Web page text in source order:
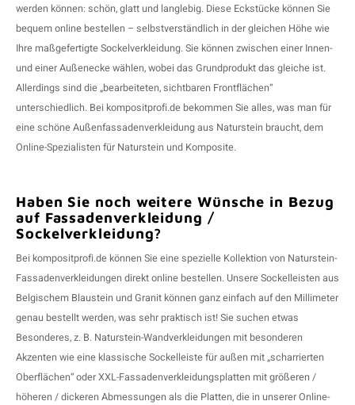
werden können: schön, glatt und langlebig. Diese Eckstücke können Sie
bequem online bestellen – selbstverständlich in der gleichen Höhe wie
Ihre maßgefertigte Sockelverkleidung. Sie können zwischen einer Innen-
und einer Außenecke wählen, wobei das Grundprodukt das gleiche ist.
Allerdings sind die „bearbeiteten, sichtbaren Frontflächen“
unterschiedlich. Bei kompositprofi.de bekommen Sie alles, was man für
eine schöne Außenfassadenverkleidung aus Naturstein braucht, dem
Online-Spezialisten für Naturstein und Komposite.
Haben Sie noch weitere Wünsche in Bezug
auf Fassadenverkleidung /
Sockelverkleidung?
Bei kompositprofi.de können Sie eine spezielle Kollektion von Naturstein-
Fassadenverkleidungen direkt online bestellen. Unsere Sockelleisten aus
Belgischem Blaustein undGranit können ganz einfach auf den Millimeter
genau bestellt werden, was sehr praktisch ist! Sie suchen etwas
Besonderes, z. B. Naturstein-Wandverkleidungen mit besonderen
Akzenten wie eine klassische Sockelleiste für außen mit „scharrierten
Oberflächen“ oder XXL-Fassadenverkleidungsplatten mit größeren /
höheren / dickeren Abmessungen als die Platten, die in unserer Online-